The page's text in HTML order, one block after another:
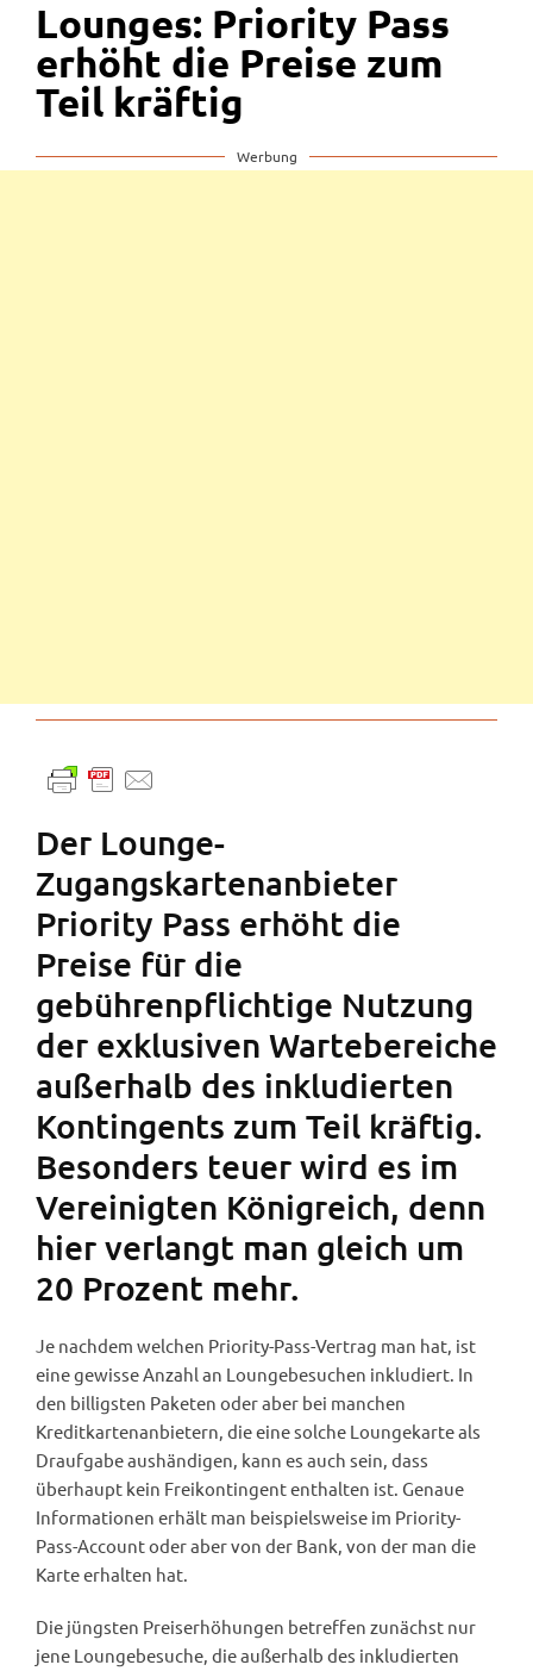
Lounges: Priority Pass
erhöht die Preise zum
Teil kräftig
Werbung
Der Lounge-
Zugangskartenanbieter
Priority Pass erhöht die
Preise für die
gebührenpflichtige Nutzung
der exklusiven Wartebereiche
außerhalb des inkludierten
Kontingents zum Teil kräftig.
Besonders teuer wird es im
Vereinigten Königreich, denn
hier verlangt man gleich um
20 Prozent mehr.
Je nachdem welchen Priority-Pass-Vertrag man hat, ist
eine gewisse Anzahl an Loungebesuchen inkludiert. In
den billigsten Paketen oder aber bei manchen
Kreditkartenanbietern, die eine solche Loungekarte als
Draufgabe aushändigen, kann es auch sein, dass
überhaupt kein Freikontingent enthalten ist. Genaue
Informationen erhält man beispielsweise im Priority-
Pass-Account oder aber von der Bank, von der man die
Karte erhalten hat.
Die jüngsten Preiserhöhungen betreffen zunächst nur
jene Loungebesuche, die außerhalb des inkludierten